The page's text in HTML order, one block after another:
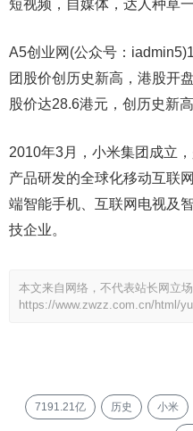
短视频，自媒体，达人种草
A5创业网(公众号：
团股价创历史新高，港股开
股价达28.6港元，创历史新
2010年3月，小米集团成立
产品研发的全球化移动互联
端智能手机、互联网电视及
技企业。
本文来自网络，不代表站长网立
https://www.zwzz.com.cn/html/
7191.21亿 历史 小米